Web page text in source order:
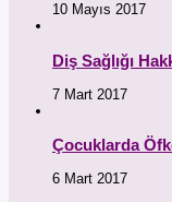
10 Mayıs 2017
Diş Sağlığı
7 Mart 2017
Çocuklarda
6 Mart 2017